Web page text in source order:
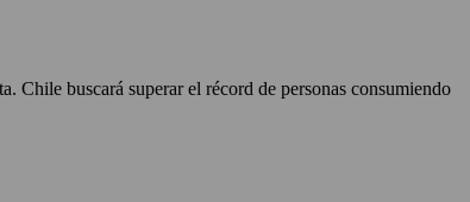
Chile buscará superar el récord de personas consumiendo